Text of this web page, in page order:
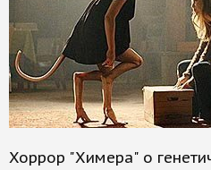
Хоррор "Химера" о